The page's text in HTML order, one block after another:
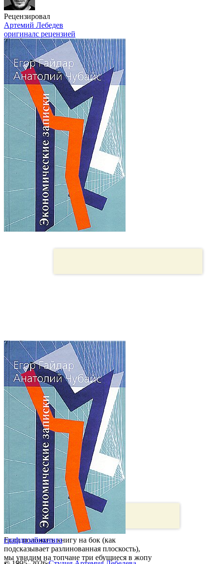
Рецензировал
Артемий Лебедев
оригиналс рецензией
Если положить книгу на бок (как
подсказывает разлинованная плоскость),
мы увидим на топчане три ебущиеся в жопу
графдизайнкнига